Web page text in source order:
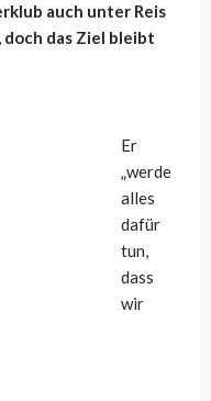
auch unter Reis
das Ziel bleibt
Er
„werde
alles
dafür
tun,
dass
wir